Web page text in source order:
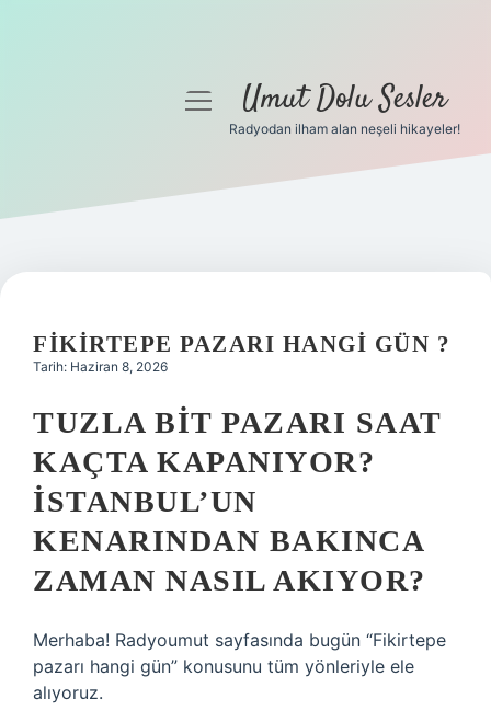
Gizlilik Politikası
Yasal Uyarı
menüyüUmut Dolu Sesler
Radyodan ilham alan neşeli hikayeler!
FIKIRTEPE PAZARI HANGI GÜN ?
Tarih: Haziran 8, 2026
TUZLA BIT PAZARI SAAT
KAÇTA KAPANIYOR?
İSTANBUL’UN
KENARINDAN BAKINCA
ZAMAN NASIL AKIYOR?
Merhaba! Radyoumut sayfasında bugün “Fikirtepe
pazarı hangi gün” konusunu tüm yönleriyle ele
alıyoruz.